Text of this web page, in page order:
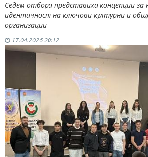
Седем отбора представиха концепции за
идентичност на ключови културни и
организации
17.04.2026 20:12